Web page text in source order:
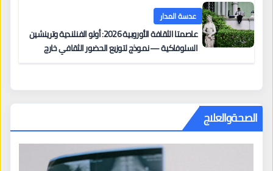
عدسة المدار
عاصمتا الثقافة الأوروبية 2026: أولو الفنلندية وترينشين
السلوفاكية — نموذج لتوزيع الحضور الثقافي خارج
الصحةوالعلاج